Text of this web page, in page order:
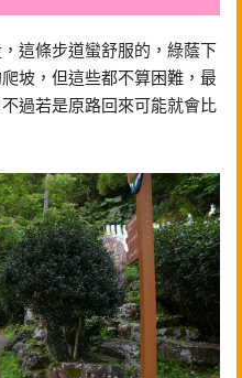
這條步道蠻舒服的，綠蔭下
坡，但這些都不算困難，最
過若是原路回來可能就會比